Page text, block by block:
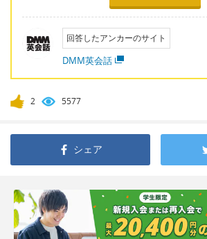
回答したアンカーのサイト
DMM英会話
2 5577
シェア